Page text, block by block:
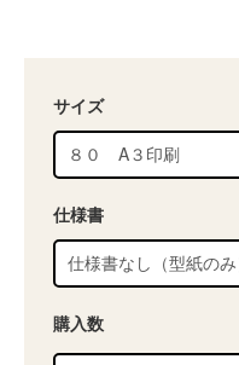
サイズ
仕様書
購入数